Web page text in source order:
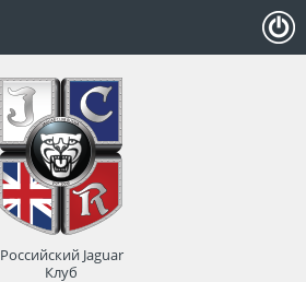
Российский Jaguar
Клуб